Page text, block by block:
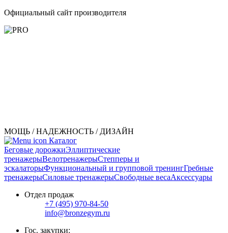
Официальный сайт производителя
МОЩЬ / НАДЕЖНОСТЬ / ДИЗАЙН
Каталог
Беговые дорожкиЭллиптические
тренажерыВелотренажерыСтепперы и
эскалаторыФункциональный и групповой тренингГребные
тренажерыСиловые тренажерыСвободные весаАксессуары
Отдел продаж
+7 (495) 970-84-50
info@bronzegym.ru
Гос. закупки: